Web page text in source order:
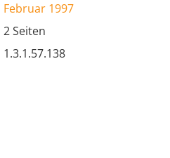
Februar 1997
2 Seiten
1.3.1.57.138